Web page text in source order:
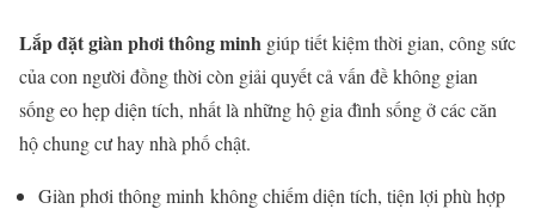
Lắp đặt giàn phơi thông minh giúp tiết kiệm thời gian, công sức
của con người đồng thời còn giải quyết cả vấn đề không gian
sống eo hẹp diện tích, nhất là những hộ gia đình sống ở các căn
hộ chung cư hay nhà phố chật.
Giàn phơi thông minh không chiếm diện tích, tiện lợi phù hợp